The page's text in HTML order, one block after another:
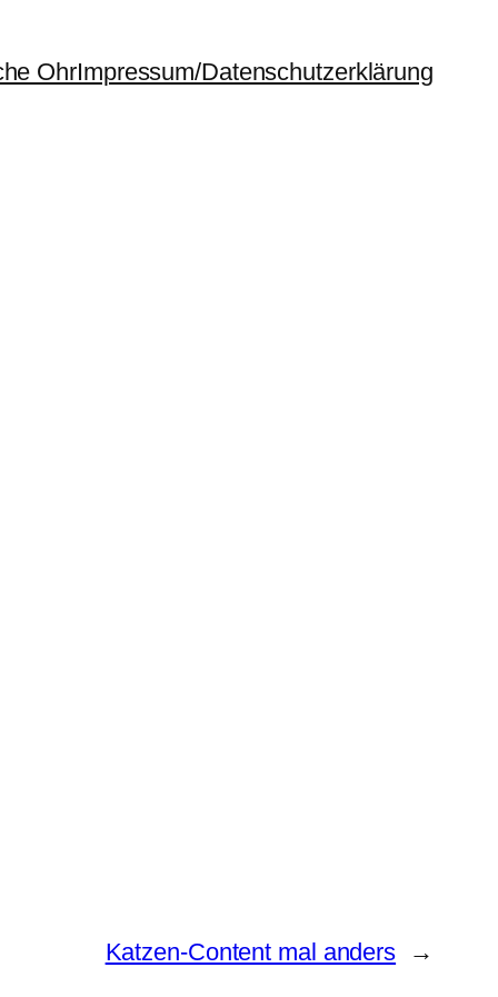
OhrImpressum/Datenschutzerklärung
Katzen-Content mal anders →